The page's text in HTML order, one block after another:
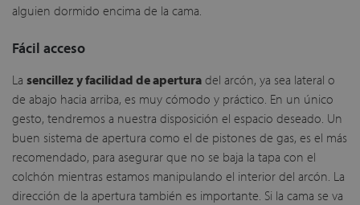
alguien dormido encima de la cama.
Fácil acceso
La sencillez y facilidad de apertura del arcón, ya sea lateral o
de abajo hacia arriba, es muy cómodo y práctico. En un único
gesto, tendremos a nuestra disposición el espacio deseado. Un
buen sistema de apertura como el de pistones de gas, es el más
recomendado, para asegurar que no se baja la tapa con el
colchón mientras estamos manipulando el interior del arcón. La
dirección de la apertura también es importante. Si la cama se va